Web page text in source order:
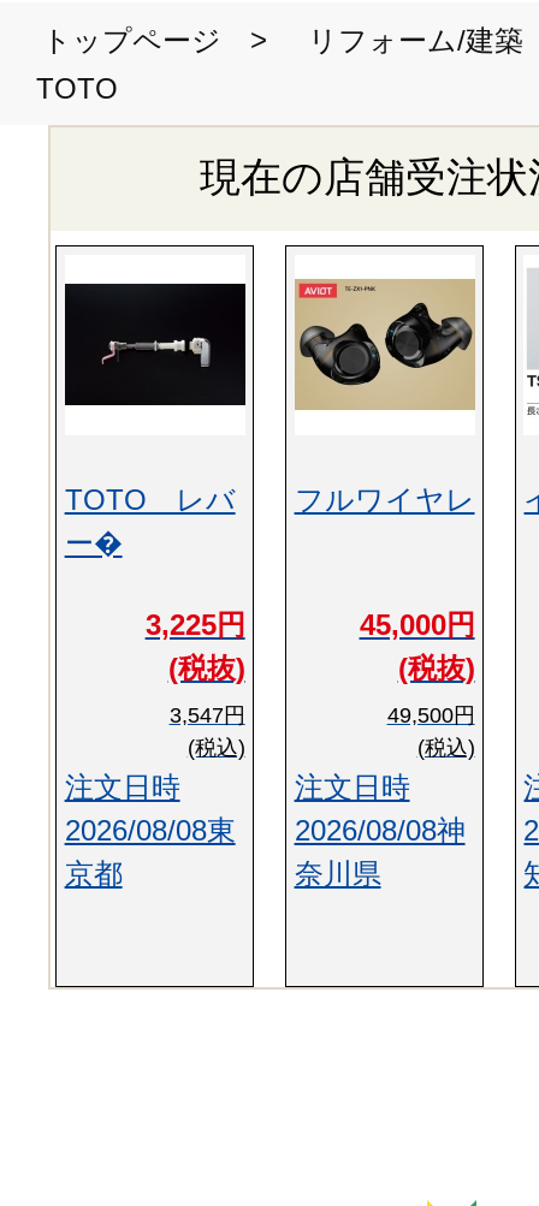
トップページ >
リフォーム/建築
TOTO
現在の店舗受注状
TOTO レバ
ー�
3,225円
(税抜)
3,547円
(税込)
注文日時
2026/08/08東
京都
フルワイヤレ
45,000円
(税抜)
49,500円
(税込)
注文日時
2026/08/08神
奈川県